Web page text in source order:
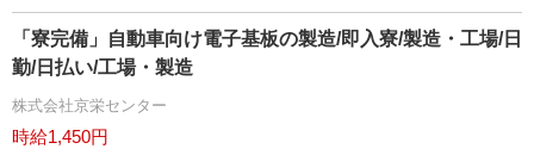
「寮完備」自動車向け電子基板の製造/即入寮/製造・工場/日
勤/日払い/工場・製造
株式会社京栄センター
時給1,450円